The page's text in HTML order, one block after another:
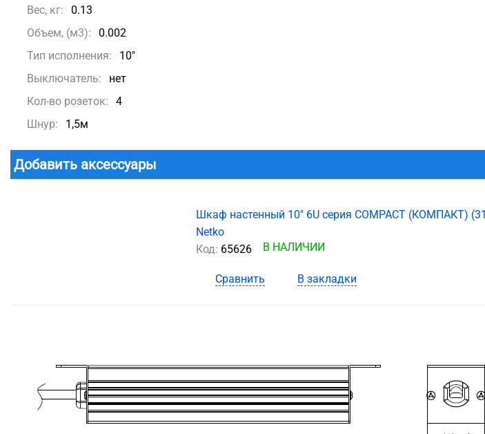
Вес, кг:
0.13
Объем, (м3):
0.002
Тип исполнения:
10"
Выключатель:
нет
Кол-во розеток:
4
Шнур:
1,5м
Добавить аксессуары
Шкаф настенный 10" 6U серия COMPACT (КОМПАКТ)
Netko
Код: 65626 В НАЛИЧИИ
Сравнить В закладки